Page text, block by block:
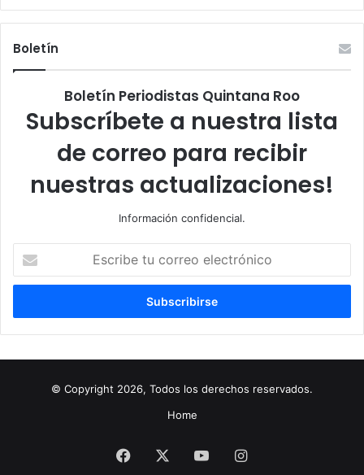
Boletín
Boletín Periodistas Quintana Roo
Subscríbete a nuestra lista
de correo para recibir
nuestras actualizaciones!
Información confidencial.
correo
© Copyright 2026, Todos los derechos reservados.
Home
Facebook YouTubeInstagram